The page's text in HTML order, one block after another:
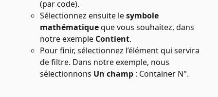
(par code).
Sélectionnez ensuite le symbole
mathématique que vous souhaitez, dans
notre exemple Contient.
Pour finir, sélectionnez l’élément qui servira
de filtre. Dans notre exemple, nous
sélectionnons Un champ : Container N°.